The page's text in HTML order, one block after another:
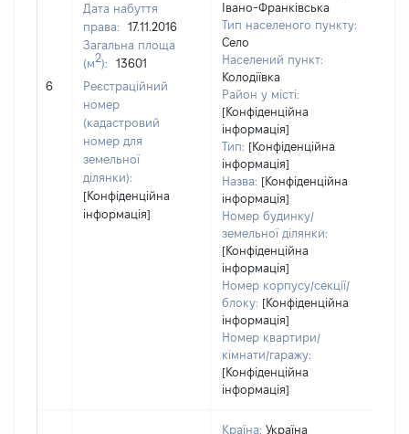
6
Дата набуття
права:
17.11.2016
Загальна площа
(м2):
13601
Реєстраційний
номер
(кадастровий
номер для
земельної
ділянки):
[Конфіденційна
інформація]
Івано-Франківська
Тип населеного пункту:
Село
Населений пункт:
Колодіївка
Район у місті:
[Конфіденційна
інформація]
Тип: [Конфіденційна
інформація]
Назва: [Конфіденційна
інформація]
Номер будинку/
земельної ділянки:
[Конфіденційна
інформація]
Номер корпусу/секції/
блоку: [Конфіденційна
інформація]
Номер квартири/
кімнати/гаражу:
[Конфіденційна
інформація]
Країна: Україна